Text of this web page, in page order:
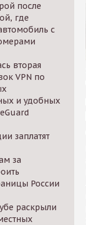
после
где
с
вторая
VPN по
и удобных
заплатят
за
России
раскрыли